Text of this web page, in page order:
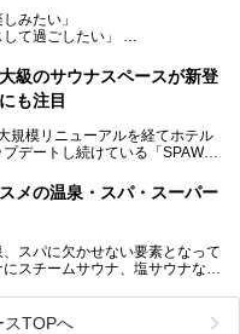
常の疲れを癒やしたい方はもち
たい方にもぴったりの内容とな
アル後の注目ポイントを詳しく
緑地湯元水春」に訪れる方や、
みたい」
て過ごしたい」
ごの湯」です。
にある日帰り温浴施設で、阪急
心に、発汗・リラックス・漫画
滞在型の施設なので、一日中ゆ
スも毎日行われており、“とと
るのもポイントです。
場もあり、友人同士やカップル
すのにもぴったり。
ぷり堪能してきたので、その全容
級のサウナスペースが新登
も注目
規模リニューアルを経てホテル
デートし続けている「SPAWO
11月15日（土）に、新たな浴
大規模サウナを携えてリニュー
・6Fそれぞれにリニューアル
確認すべく、リニューアルプレ
ました！今回はそのリニューア
メの温泉・スパ・スーパー
スパに欠かせない要素となって
スチームサウナ、塩サウナな
ゆくまで楽しむためのサービス
れます。
スTOPへ